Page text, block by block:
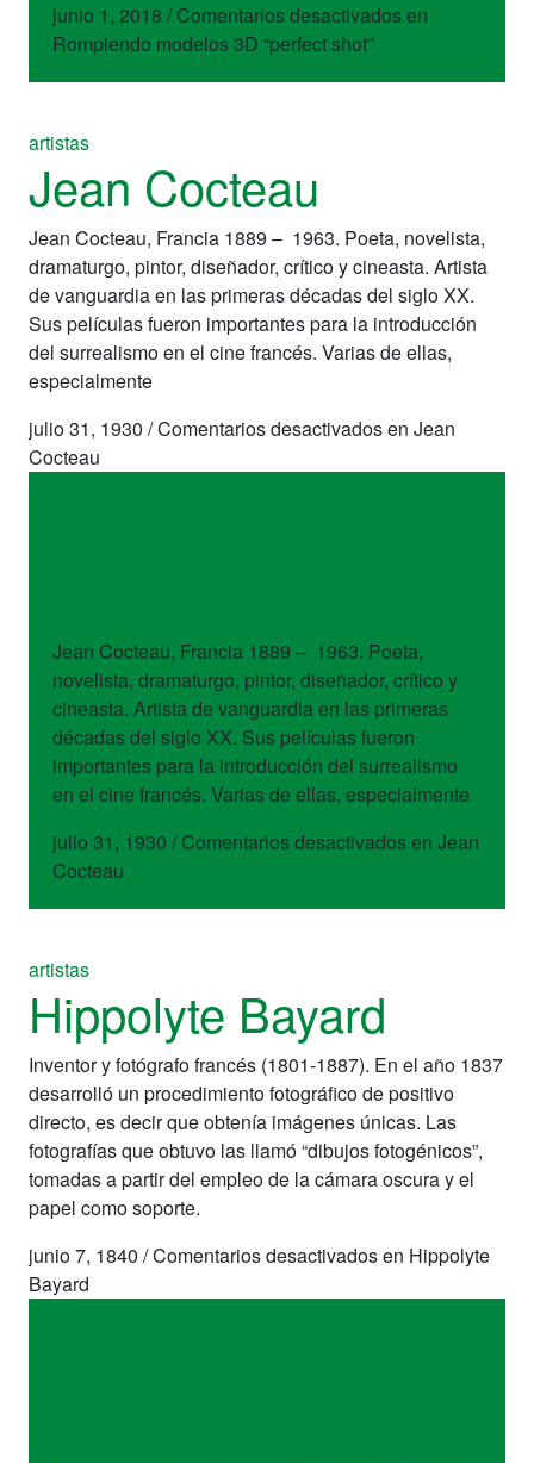
junio 1, 2018 / Comentarios desactivadosen
Rompiendo modelos 3D “perfect shot”
artistas
Jean Cocteau
Jean Cocteau, Francia 1889 – 1963. Poeta, novelista,
dramaturgo, pintor, diseñador, crítico y cineasta. Artista
de vanguardia en las primeras décadas del siglo XX.
Sus películas fueron importantes para la introducción
del surrealismo en el cine francés. Varias de ellas,
especialmente
julio 31, 1930 /Comentarios desactivadosen Jean
Cocteau
Jean Cocteau, Francia 1889 – 1963. Poeta,
novelista, dramaturgo, pintor, diseñador, crítico y
cineasta. Artista de vanguardia en las primeras
décadas del siglo XX. Sus películas fueron
importantes para la introducción del surrealismo
en el cine francés. Varias de ellas, especialmente
julio 31, 1930 / Comentarios desactivadosen Jean
Cocteau
artistas
Hippolyte Bayard
Inventor y fotógrafo francés (1801-1887). En el año 1837
desarrolló un procedimiento fotográfico de positivo
directo, es decir que obtenía imágenes únicas. Las
fotografías que obtuvo las llamó “dibujos fotogénicos”,
tomadas a partir del empleo de la cámara oscura y el
papel como soporte.
junio 7, 1840 /Comentarios desactivadosen Hippolyte
Bayard